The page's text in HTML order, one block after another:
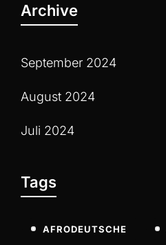
Archive
September 2024
August 2024
Juli 2024
Tags
AFRODEUTSCHE